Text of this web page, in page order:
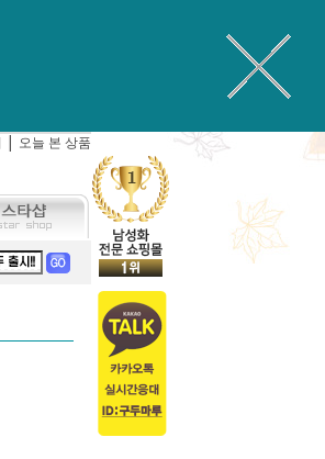
오늘 본 상품